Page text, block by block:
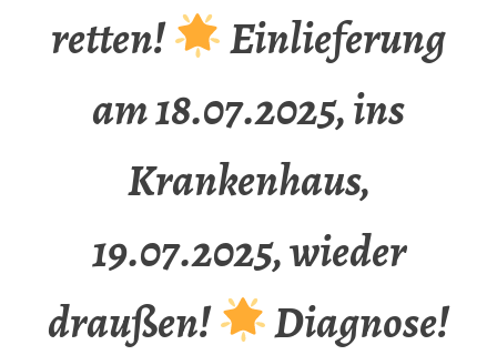
retten!
Einlieferung
am 18.07.2025, ins
Krankenhaus,
19.07.2025, wieder
draußen!
Diagnose!